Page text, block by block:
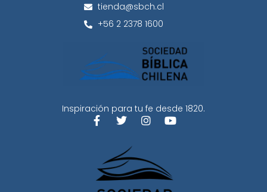
Inspiración para tu fe desde 1820.
tienda@sbch.cl
+56 2 2378 1600